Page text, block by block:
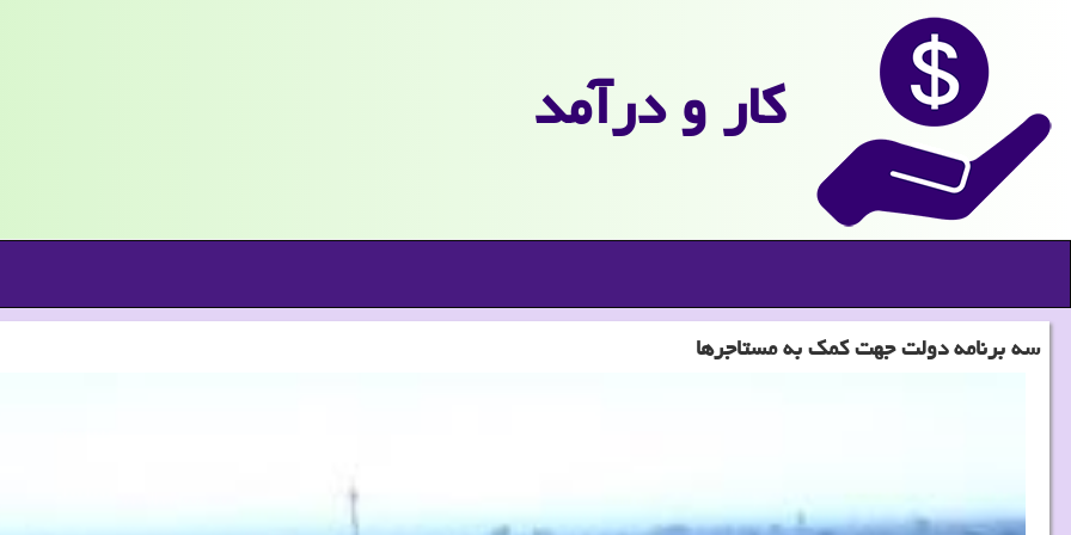
كار و درآمد
سه برنامه دولت جهت کمک به مستاجرها